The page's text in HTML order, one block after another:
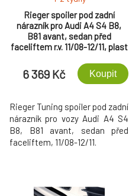
Rieger spoiler pod zadní
nárazník pro Audi A4 S4 B8,
B81 avant, sedan před
faceliftem r.v. 11/08-12/11, plast
Line, pro dvojité koncovky na
obou stranách 4x115x85 mm
6 369 Kč Koupit
Rieger Tuning spoiler pod zadní
nárazník pro vozy Audi A4 S4
B8, B81 avant, sedan před
faceliftem, 11/08-12/11.